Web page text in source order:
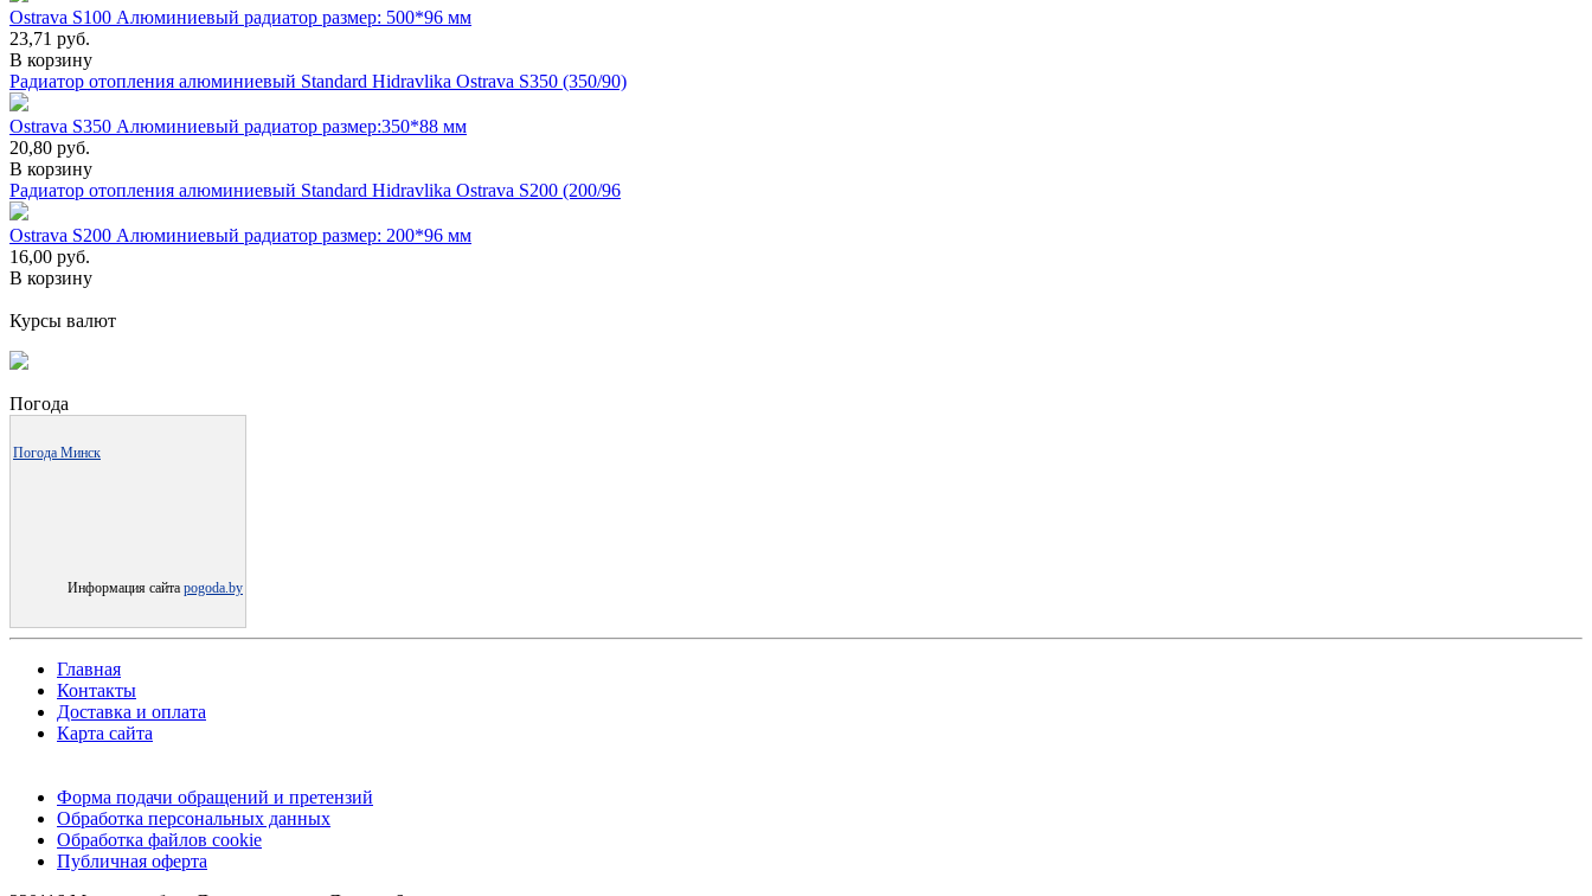
Ostrava S100 Алюминиевый радиатор размер: 500*96 мм
23,71 руб.
В корзину
Радиатор отопления алюминиевый Standard Hidravlika Ostrava S350 (350/90)
Ostrava S350 Алюминиевый радиатор размер:350*88 мм
20,80 руб.
В корзину
Радиатор отопления алюминиевый Standard Hidravlika Ostrava S200 (200/96
Ostrava S200 Алюминиевый радиатор размер: 200*96 мм
16,00 руб.
В корзину
Курсы валют
Погода
Погода Минск
Информация сайта pogoda.by
Главная
Контакты
Доставка и оплата
Карта сайта
Форма подачи обращений и претензий
Обработка персональных данных
Обработка файлов cookie
Публичная оферта